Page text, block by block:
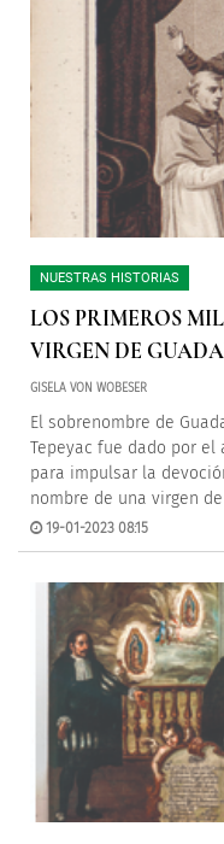
NUESTRAS HISTORIAS
LOS PRIMEROS
VIRGEN DE
GISELA VON WOBESER
El sobrenombre de
Tepeyac fue dado por el
para impulsar la
nombre de una virgen de
19-01-2023 08:15